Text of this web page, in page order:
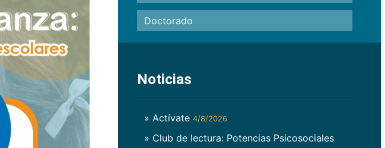
Doctorado
Noticias
» Actívate 4/8/2026
» Club de lectura: Potencias Psicosociales